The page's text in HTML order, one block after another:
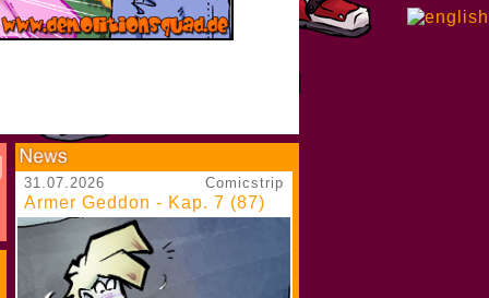
31.07.2026 Comicstrip
Armer Geddon - Kap. 7 (87)